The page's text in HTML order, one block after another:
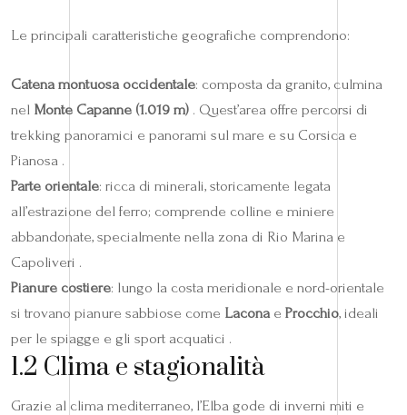
Le principali caratteristiche geografiche comprendono:
Catena montuosa occidentale: composta da granito, culmina
nel Monte Capanne (1.019 m) . Quest’area offre percorsi di
trekking panoramici e panorami sul mare e su Corsica e
Pianosa .
Parte orientale: ricca di minerali, storicamente legata
all’estrazione del ferro; comprende colline e miniere
abbandonate, specialmente nella zona di Rio Marina e
Capoliveri .
Pianure costiere: lungo la costa meridionale e nord-orientale
si trovano pianure sabbiose come Laconae Procchio, ideali
per le spiagge e gli sport acquatici .
1.2 Clima e stagionalità
Grazie al clima mediterraneo, l’Elba gode di inverni miti e